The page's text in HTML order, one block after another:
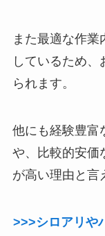
また最適な作
しているため、
られます。
他にも経験豊富
や、比較的安価
が高い理由と言
>>>シロアリや